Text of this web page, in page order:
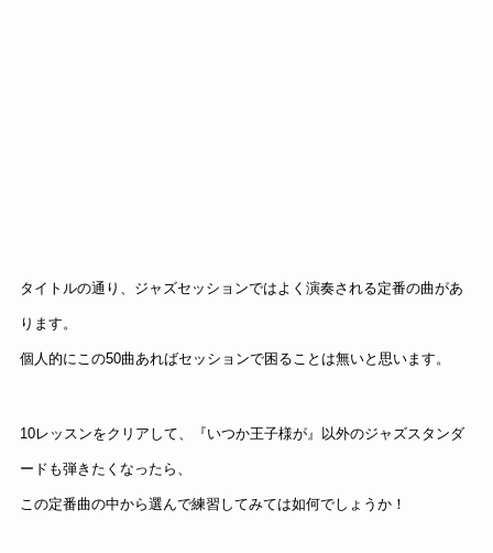
タイトルの通り、ジャズセッションではよく演奏される定番の曲があ
ります。
個人的にこの50曲あればセッションで困ることは無いと思います。
10レッスンをクリアして、『いつか王子様が』以外のジャズスタンダ
ードも弾きたくなったら、
この定番曲の中から選んで練習してみては如何でしょうか！